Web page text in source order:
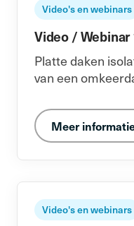
Video's en webinars
Video / Webinar
Platte daken
van een
Meer
Video's en webinars